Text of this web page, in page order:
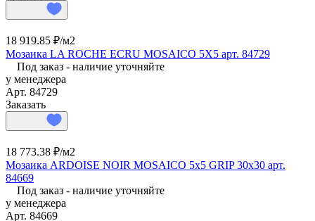
18 919.85 ₽/м2
Мозаика LA ROCHE ECRU MOSAICO 5X5 арт. 84729
Под заказ - наличие уточняйте
у менеджера
Арт. 84729
Заказать
18 773.38 ₽/м2
Мозаика ARDOISE NOIR MOSAICO 5x5 GRIP 30x30 арт.
84669
Под заказ - наличие уточняйте
у менеджера
Арт. 84669